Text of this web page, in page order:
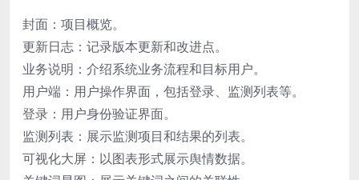
封面：项目概览。
更新日志：记录版本更新和改进点。
业务说明：介绍系统业务流程和目标用户。
用户端：用户操作界面，包括登录、监测列表等。
登录：用户身份验证界面。
监测列表：展示监测项目和结果的列表。
可视化大屏：以图表形式展示舆情数据。